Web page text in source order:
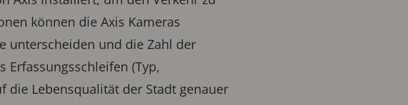
können die Axis Kameras
unterscheiden und die Zahl der
Erfassungsschleifen (Typ,
die Lebensqualität der Stadt genauer